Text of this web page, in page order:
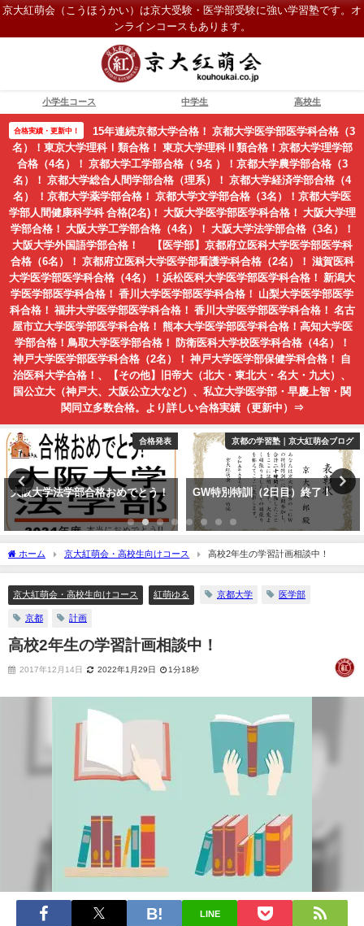
京大紅萌会（こうほうかい）は京大受験・医学部受験に強い学習塾です。オ
ンラインコースもあります。
小学生コース 中学生 高校生
合格実績・更新中！
15年連続京都大学合格！ 京都大学医学部医学科合格（3
名）！東京大学理科Ⅰ類合格！ 東京大学理科Ⅱ類合格！京都大学理学部
合格（4名）！ 京都大学工学部合格（ 9名 ）！京都大学農学部合格（3
名）！ 京都大学総合人間学部合格（理系）！ 京都大学経済学部合格（4
名） ！京都大学薬学部合格！ 京都大学文学部合格（3名）！京都大学医
学部人間健康科学科 合格(2名)！ 大阪大学医学部医学科合格！ 大阪大学理
学部合格！ 大阪大学工学部合格（4名）！ 大阪大学法学部合格（3名）！
大阪大学外国語学部合格！ 【医学部】京都府立医科大学医学部医学科
合格（6名）！ 京都府立医科大学医学部看護学科合格（2名）！ 滋賀医科
大学医学部医学科合格（4名）！浜松医科大学医学部医学科合格！ 新潟大
学医学部医学科合格！ 香川大学医学部医学科合格！ 山梨大学医学部医学
科合格！ 福井大学医学部医学科合格！ 香川大学医学部医学科合格！ 名古
屋市立大学医学部医学科合格！ 熊本大学医学部医学科合格！高知大学医
学部合格！鳥取大学医学部合格！ 防衛医科大学校医学科合格（4名）！
神戸大学医学部医学科合格（2名）！ 神戸大学医学部保健学科合格！ 自
治医科大学合格！、【その他】旧帝大（北大・東北大・名大・九大）、
国公立大（神戸大、大阪公立大など）、私立大学医学部・早慶上智・関
関同立多数合格。より詳しい合格実績（更新中）⇒
合格発表
大阪大学法学部合格おめでとう！
京都の学習塾｜京大紅萌会ブログ
GW特別特訓（2日目）終了！
ホーム 京大紅萌会・高校生向けコース 高校2年生の学習計画相談中！
京大紅萌会・高校生向けコース 紅萌ゆる 京都大学 医学部
京都 計画
高校2年生の学習計画相談中！
2017年12月14日 2022年1月29日 1分18秒
LINE